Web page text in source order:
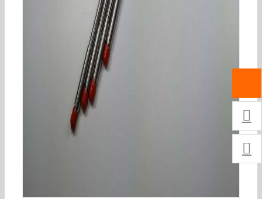
USHIO牛尾USH-250D特殊点光源

